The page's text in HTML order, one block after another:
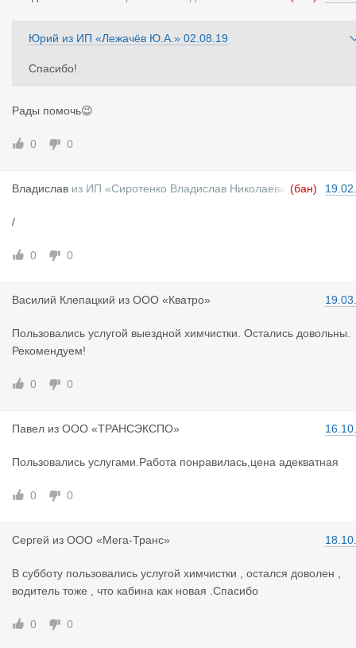
Юрий из ИП «Лежачёв Ю.А.» 02.08.19
Спасибо!
Рады помочь😉
0 0
Владислав из ИП «Сиротенко Владислав Николаеви (бан)
/
0 0
Василий Клепацкий из ООО «Кватро»
Пользовались услугой выездной химчистки. Остались довольны.
Рекомендуем!
0 0
Павел из ООО «ТРАНСЭКСПО»
Пользовались услугами.Работа понравилась,цена адекватная
0 0
Сергей из ООО «Мега-Транс»
В субботу пользовались услугой химчистки , остался доволен ,
водитель тоже , что кабина как новая .Спасибо
0 0